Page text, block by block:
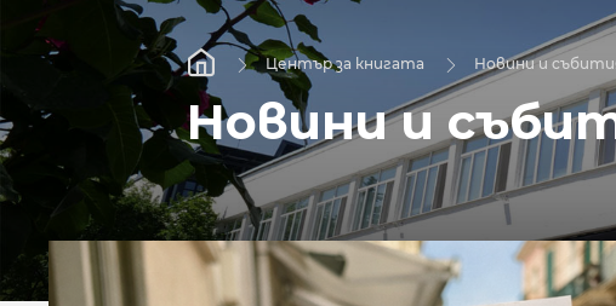
Център за книгата Новини и
Новини и